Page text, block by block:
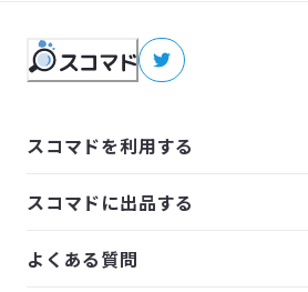
スコマドを利用する
スコマドに出品する
よくある質問